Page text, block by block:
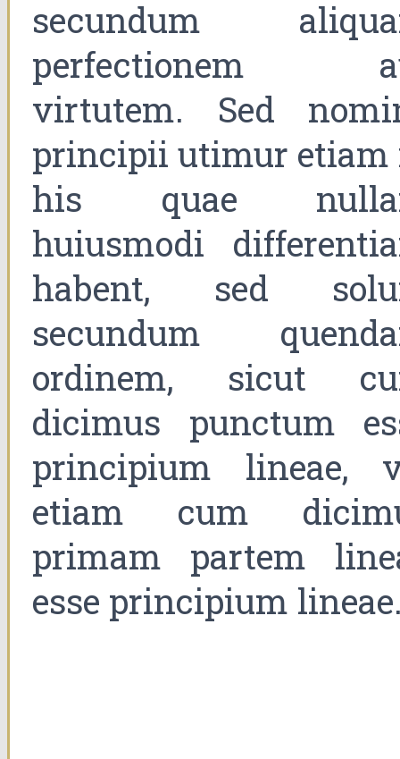
secundum
perfectionem
virtutem. Sed
principii utimur etiam
his quae
huiusmodi
habent, sed
secundum
ordinem, sicut
dicimus punctum
principium lineae,
etiam cum
primam partem
esse principium